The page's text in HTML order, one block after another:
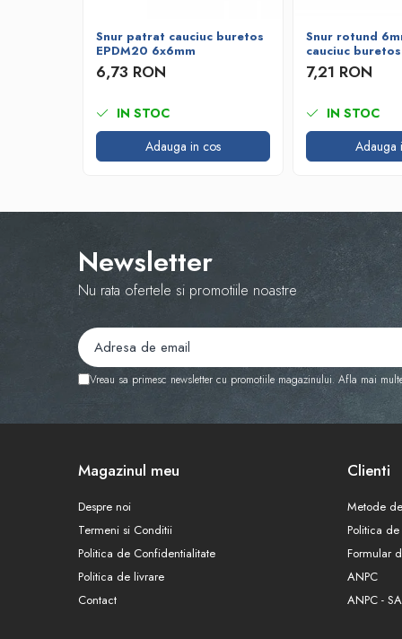
Snur patrat cauciuc buretos
EPDM20 6x6mm
6,73 RON
IN STOC
Adauga in cos
Snur rotund
cauciuc
7,21 RON
IN STOC
Adauga
Newsletter
Nu rata ofertele si promotiile noastre
Vreau sa primesc newsletter cu promotiile magazinului. Afla mai
Magazinul meu
Despre noi
Termeni si Conditii
Politica de Confidentialitate
Politica de livrare
Contact
Clienti
Metode
Politica de
Formular
ANPC
ANPC -